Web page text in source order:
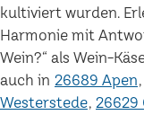
kultiviert wurden.
Harmonie mit
Wein?“ als Wein-
auch in 26689 Apen
Westerstede 26629